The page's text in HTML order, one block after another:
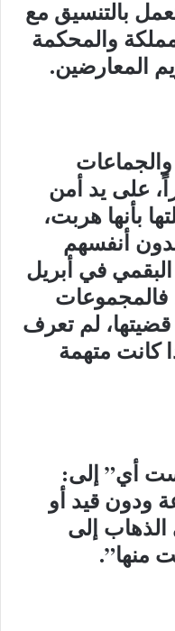
بالتنسيق مع
والمحكمة
المعارضين.
على يد أمن
بأنها هربت،
أنفسهم
في أبريل
فالمجموعات
لم تعرف
كانت متهمة
أي” إلى:
ودون قيد أو
إلى
منها”.